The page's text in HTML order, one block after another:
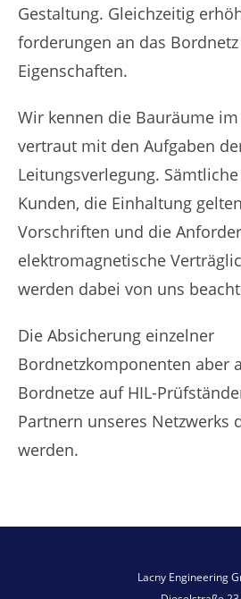
Gestaltung. Gleichzeitig
forderungen an das
Eigenschaften.
Wir kennen die Bauräume
vertraut mit den Aufgaben
Leitungsverlegung.
Kunden, die Einhaltung
Vorschriften und die
elektromagnetische
werden dabei von uns
Die Absicherung einzelner
Bordnetzkomponenten aber
Bordnetze auf HIL-
Partnern unseres Netzwerks
werden.
Lacny Engineering